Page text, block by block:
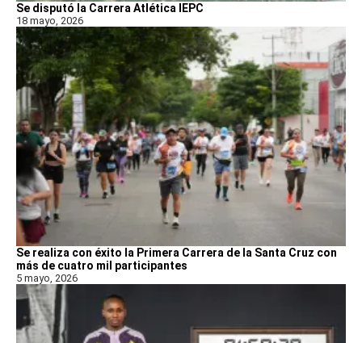
Se disputó la Carrera Atlética IEPC
18 mayo, 2026
Se realiza con éxito la Primera Carrera de la Santa Cruz con
más de cuatro mil participantes
5 mayo, 2026